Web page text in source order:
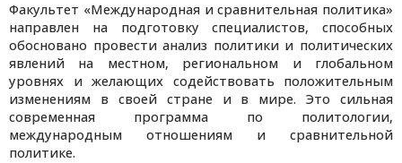
Факультет «Международная и сравнительная политика»
направлен на подготовку специалистов, способных
обосновано провести анализ политики и политических
явлений на местном, региональном и глобальном
уровнях и желающих содействовать положительным
изменениям в своей стране и в мире. Это сильная
современная программа по политологии,
международным отношениям и сравнительной
политике.